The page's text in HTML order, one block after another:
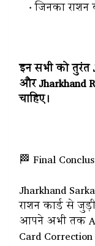
जिनका राशन
इन सभी को तुरंत
और Jharkhand
चाहिए।
🏁 Final
Jharkhand
राशन कार्ड से
आपने अभी तक
Card